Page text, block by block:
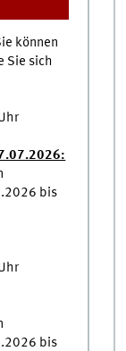
können
Sie sich
bis
bis